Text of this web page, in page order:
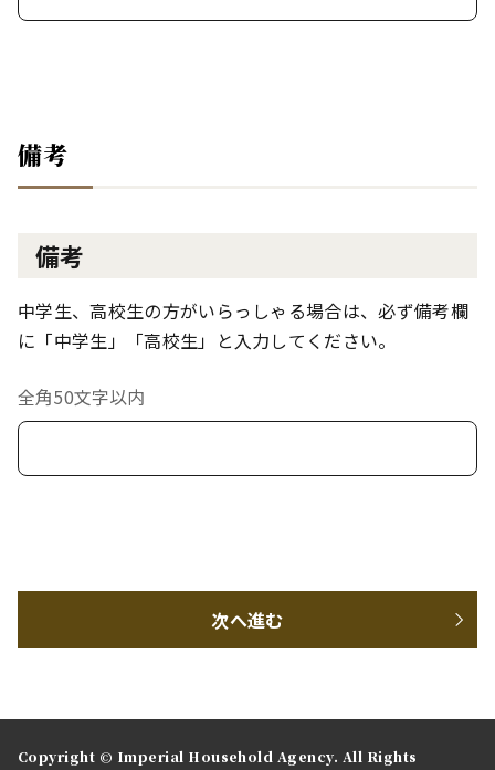
備考
備考
中学生、高校生の方がいらっしゃる場合は、必ず備考欄
に「中学生」「高校生」と入力してください。
全角50文字以内
次へ進む
Copyright © Imperial Household Agency. All Rights